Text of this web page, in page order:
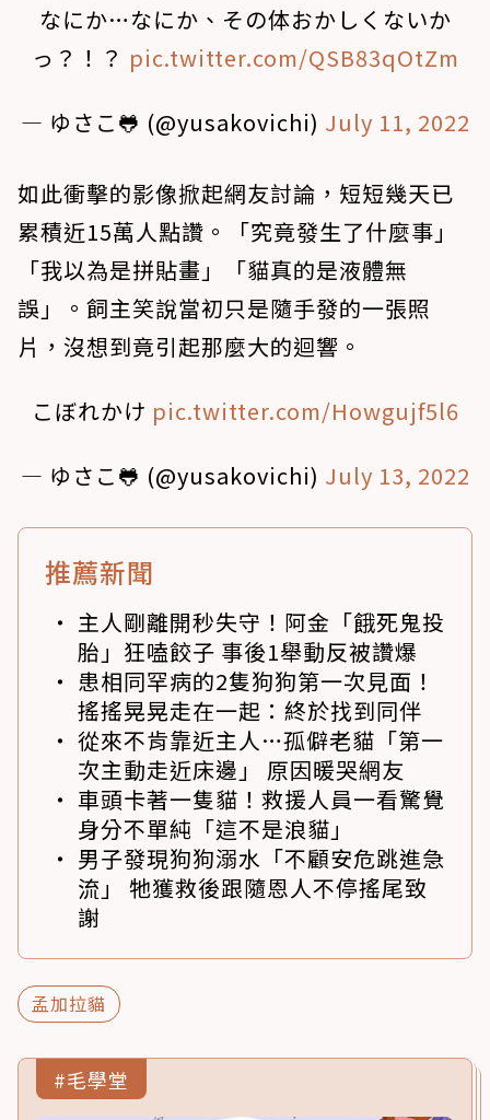
なにか…なにか、その体おかしくないか
っ？！？ pic.twitter.com/QSB83qOtZm
— ゆさこ🐸 (@yusakovichi) July 11, 2022
如此衝擊的影像掀起網友討論，短短幾天已
累積近15萬人點讚。「究竟發生了什麼事」
「我以為是拼貼畫」「貓真的是液體無
誤」。飼主笑說當初只是隨手發的一張照
片，沒想到竟引起那麼大的迴響。
こぼれかけ pic.twitter.com/Howgujf5l6
— ゆさこ🐸 (@yusakovichi) July 13, 2022
推薦新聞
主人剛離開秒失守！阿金「餓死鬼投
胎」狂嗑餃子 事後1舉動反被讚爆
患相同罕病的2隻狗狗第一次見面！
搖搖晃晃走在一起：終於找到同伴
從來不肯靠近主人…孤僻老貓「第一
次主動走近床邊」 原因暖哭網友
車頭卡著一隻貓！救援人員一看驚覺
身分不單純「這不是浪貓」
男子發現狗狗溺水「不顧安危跳進急
流」 牠獲救後跟隨恩人不停搖尾致
謝
孟加拉貓
#毛學堂